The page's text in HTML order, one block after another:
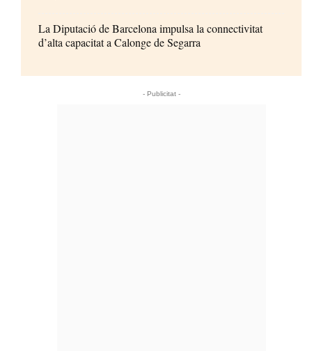
La Diputació de Barcelona impulsa la connectivitat
d’alta capacitat a Calonge de Segarra
- Publicitat -